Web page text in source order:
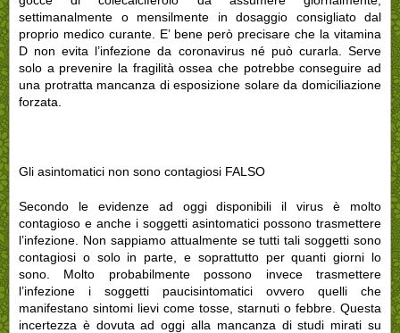
settimanalmente o mensilmente in dosaggio consigliato dal
proprio medico curante. E’ bene però precisare che la vitamina
D non evita l’infezione da coronavirus né può curarla. Serve
solo a prevenire la fragilità ossea che potrebbe conseguire ad
una protratta mancanza di esposizione solare da domiciliazione
forzata.
Gli asintomatici non sono contagiosi FALSO
Secondo le evidenze ad oggi disponibili il virus è molto
contagioso e anche i soggetti asintomatici possono trasmettere
l’infezione. Non sappiamo attualmente se tutti tali soggetti sono
contagiosi o solo in parte, e soprattutto per quanti giorni lo
sono. Molto probabilmente possono invece trasmettere
l’infezione i soggetti paucisintomatici ovvero quelli che
manifestano sintomi lievi come tosse, starnuti o febbre. Questa
incertezza è dovuta ad oggi alla mancanza di studi mirati su